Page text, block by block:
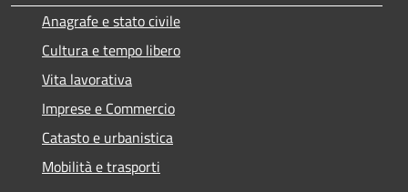
Anagrafe e stato civile
Cultura e tempo libero
Vita lavorativa
Imprese e Commercio
Catasto e urbanistica
Mobilità e trasporti